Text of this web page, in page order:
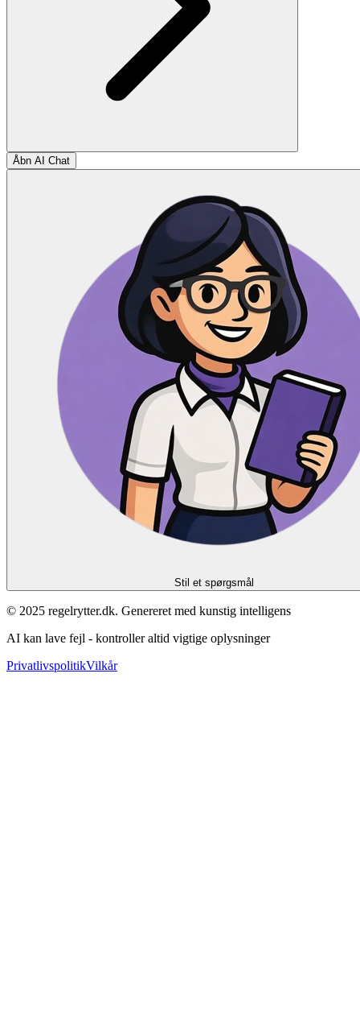
Åbn AI Chat
Stil et spørgsmål
© 2025 regelrytter.dk. Genereret med kunstig intelligens
AI kan lave fejl - kontroller altid vigtige oplysninger
PrivatlivspolitikVilkår